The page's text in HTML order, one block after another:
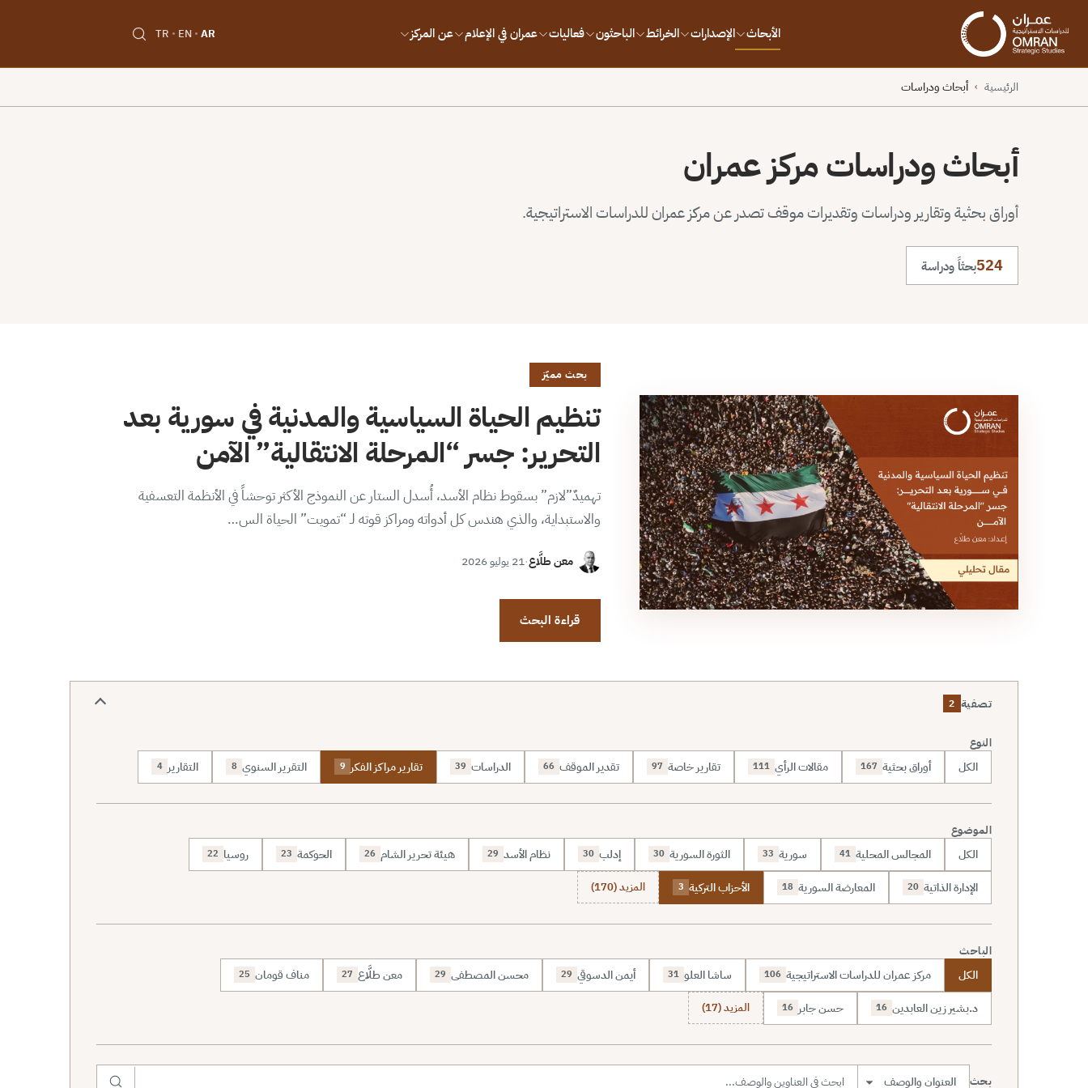
الأبحاث الإصدارات الخرائط الباحثون فعاليات عمران في الإعلام عن المركز AR
EN
TR
الرئيسية › أبحاث ودراسات
أبحاث ودراسات مركز عمران
أوراق بحثية وتقارير ودراسات وتقديرات موقف تصدر عن مركز عمران للدراسات الاستراتيجية.
524بحثاً ودراسة
بحث مميّز
تنظيم الحياة السياسية والمدنية في سورية بعد
التحرير: جسر “المرحلة الانتقالية” الآمن
تهميدٌ”لازم” بسقوط نظام الأسد، أُسدل الستار عن النموذج الأكثر توحشاً في الأنظمة التعسفية
والاستبداية، والذي هندس كل أدواته ومراكز قوته لـ “تمويت” الحياة الس…
معن طلَّاع·21 يوليو 2026
قراءة البحث
تصفية 2
النوع
الكل أوراق بحثية 167 مقالات الرأي 111 تقارير خاصة 97 تقدير الموقف 66 الدراسات 39 تقارير مراكز الفكر 9 التقرير السنوي 8 التقارير 4
الموضوع
الكل المجالس المحلية 41 سورية 33 الثورة السورية 30 إدلب 30 نظام الأسد 29 هيئة تحرير الشام 26 الحوكمة 23 روسيا 22
الإدارة الذاتية 20 المعارضة السورية 18 الأحزاب التركية 3 المزيد (170)
الباحث
الكل مركز عمران للدراسات الاستراتيجية 106 ساشا العلو 31 أيمن الدسوقي 29 محسن المصطفى 29 معن طلَّاع 27 مناف قومان 25
د.بشير زين العابدين 16 حسن جابر 16 المزيد (17)
بحث